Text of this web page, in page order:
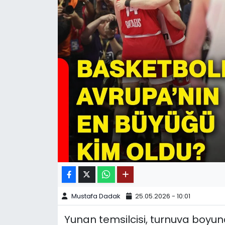
Mustafa Dadak 25.05.2026 - 10:01
Yunan temsilcisi, turnuva
11:11 MANŞET